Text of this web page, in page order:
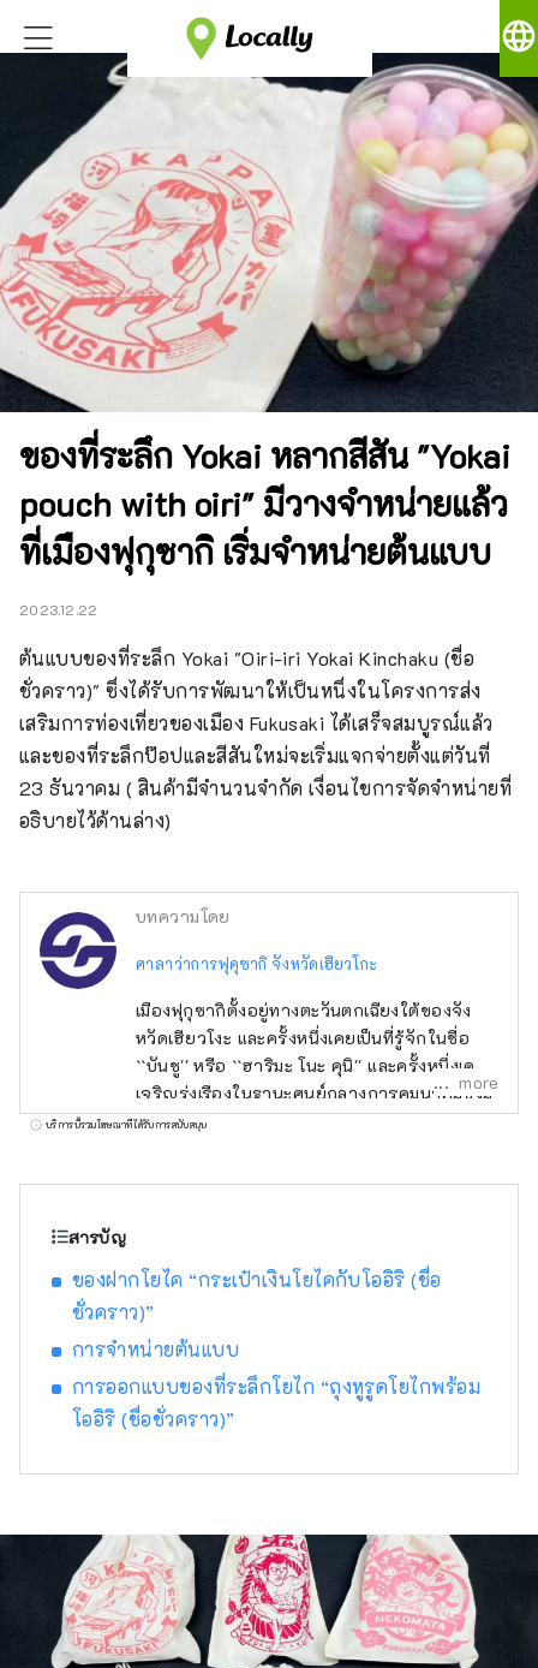
language
ของที่ระลึก Yokai หลากสีสัน "Yokai
pouch with oiri" มีวางจำหน่ายแล้ว
ที่เมืองฟุกุซากิ เริ่มจำหน่ายต้นแบบ
2023.12.22
ต้นแบบของที่ระลึก Yokai "Oiri-iri Yokai Kinchaku (ชื่อ
ชั่วคราว)" ซึ่งได้รับการพัฒนาให้เป็นหนึ่งในโครงการส่ง
เสริมการท่องเที่ยวของเมือง Fukusaki ได้เสร็จสมบูรณ์แล้ว
และของที่ระลึกป๊อปและสีสันใหม่จะเริ่มแจกจ่ายตั้งแต่วันที่
23 ธันวาคม ( สินค้ามีจำนวนจำกัด เงื่อนไขการจัดจำหน่ายที่
อธิบายไว้ด้านล่าง)
บทความโดย
ศาลาว่าการฟุคุซากิ จังหวัดเฮียวโกะ
เมืองฟุกุซากิตั้งอยู่ทางตะวันตกเฉียงใต้ของจัง
หวัดเฮียวโงะ และครั้งหนึ่งเคยเป็นที่รู้จักในชื่อ
``บันชู'' หรือ ``ฮาริมะ โนะ คุนิ'' และครั้งหนึ่งเคย
เจริญรุ่งเรืองในฐานะศูนย์กลางการคมนาคมซึ่งมี
ถนนที่เชื่อมต่อระหว่างตะวันออกและตะวันตก
Bantan, ถนนเชื่อมต่อ Bantan และทางหลวง
หมายเลข 312 ที่วิ่งจากเหนือจรดใต้ และทางด่วน
Chugoku และถนนประจำจังหวัดสาย Miki-
Shiso วิ่งจากตะวันออกไปตะวันตก นอกจากนี้
เมืองฟุคุซากิยังเป็นเมืองแห่งสวนที่ล้อมรอบด้วย
ภูเขาสีเขียวชอุ่ม โดยมีแม่น้ำอิชิคาวะไหลผ่าน
ประวัติศาสตร์และวัฒนธรรม
more
บริการนี้รวมโฆษณาที่ได้รับการสนับสนุน
สารบัญ
ของฝากโยไค “กระเป๋าเงินโยไคกับโออิริ (ชื่อ
ชั่วคราว)”
การจำหน่ายต้นแบบ
การออกแบบของที่ระลึกโยไก “ถุงหูรูดโยไกพร้อม
โออิริ (ชื่อชั่วคราว)”